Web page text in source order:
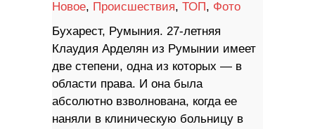
Новое, Происшествия, ТОП, Фото
Бухарест, Румыния. 27-летняя
Клаудия Арделян из Румынии имеет
две степени, одна из которых — в
области права. И она была
абсолютно взволнована, когда ее
наняли в клиническую больницу в